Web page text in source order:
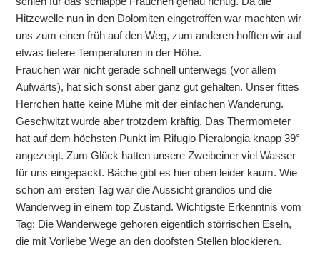
Hitzewelle nun in den Dolomiten eingetroffen war machten wir
uns zum einen früh auf den Weg, zum anderen hofften wir auf
etwas tiefere Temperaturen in der Höhe.
Frauchen war nicht gerade schnell unterwegs (vor allem
Aufwärts), hat sich sonst aber ganz gut gehalten. Unser fittes
Herrchen hatte keine Mühe mit der einfachen Wanderung.
Geschwitzt wurde aber trotzdem kräftig. Das Thermometer
hat auf dem höchsten Punkt im Rifugio Pieralongia knapp 39°
angezeigt. Zum Glück hatten unsere Zweibeiner viel Wasser
für uns eingepackt. Bäche gibt es hier oben leider kaum. Wie
schon am ersten Tag war die Aussicht grandios und die
Wanderweg in einem top Zustand. Wichtigste Erkenntnis vom
Tag: Die Wanderwege gehören eigentlich störrischen Eseln,
die mit Vorliebe Wege an den doofsten Stellen blockieren.